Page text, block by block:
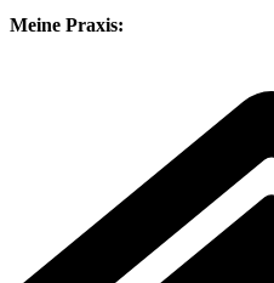
Meine Praxis: